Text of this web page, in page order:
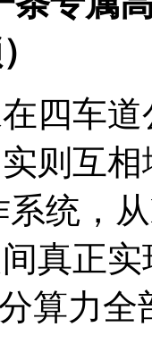
在四车
实则
，从
真正实
算力